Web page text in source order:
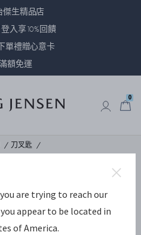
傑生精品店
入享10%回饋
單禮贈心意卡
額免運
0
刀叉匙
are trying to reach our
appear to be located in
of America.